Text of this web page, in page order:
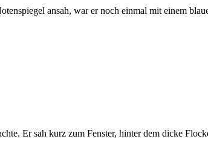
ansah, war er noch einmal mit einem
Er sah kurz zum Fenster, hinter dem dicke